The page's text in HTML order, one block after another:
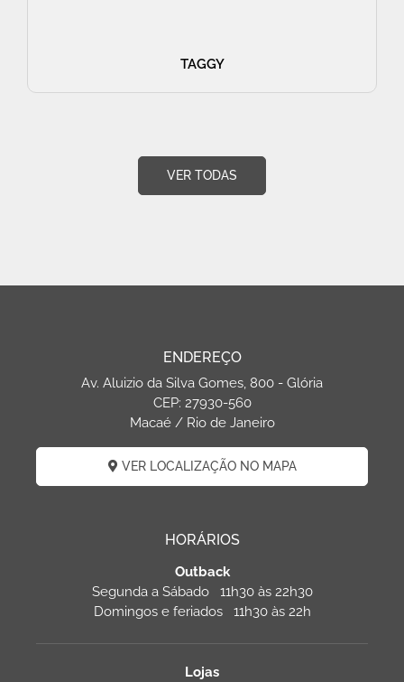
TAGGY
VER TODAS
ENDEREÇO
Av. Aluizio da Silva Gomes, 800 - Glória
CEP: 27930-560
Macaé / Rio de Janeiro
VER LOCALIZAÇÃO NO MAPA
HORÁRIOS
Outback
Segunda a Sábado 11h30 às 22h30
Domingos e feriados 11h30 às 22h
Lojas